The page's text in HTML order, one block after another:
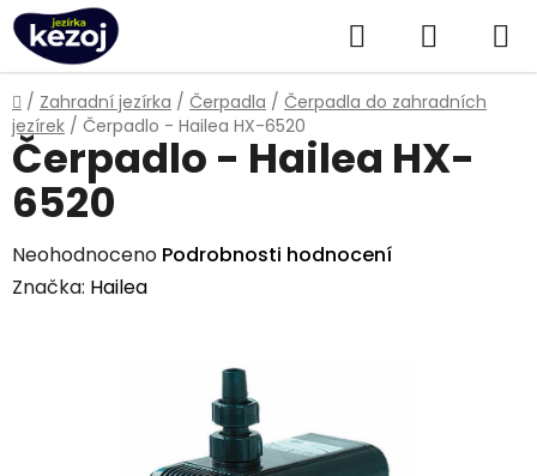
Přejít
na
obsah
Hledat
KOŠÍK
Domů
/ Zahradní jezírka / Čerpadla / Čerpadla do zahradních
jezírek / Čerpadlo - Hailea HX-6520
Čerpadlo - Hailea HX-
6520
Průměrné
hodnocení
Neohodnoceno Podrobnosti hodnocení
Značka: Hailea